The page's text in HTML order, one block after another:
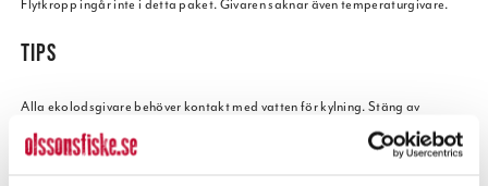
Flytkropp ingår inte i detta paket. Givaren saknar även temperaturgivare.
TIPS
Alla ekolodsgivare behöver kontakt med vatten för kylning. Stäng av
sändningen när du flyttar dig mellan ishål för att maximera livslängden på
givaren.